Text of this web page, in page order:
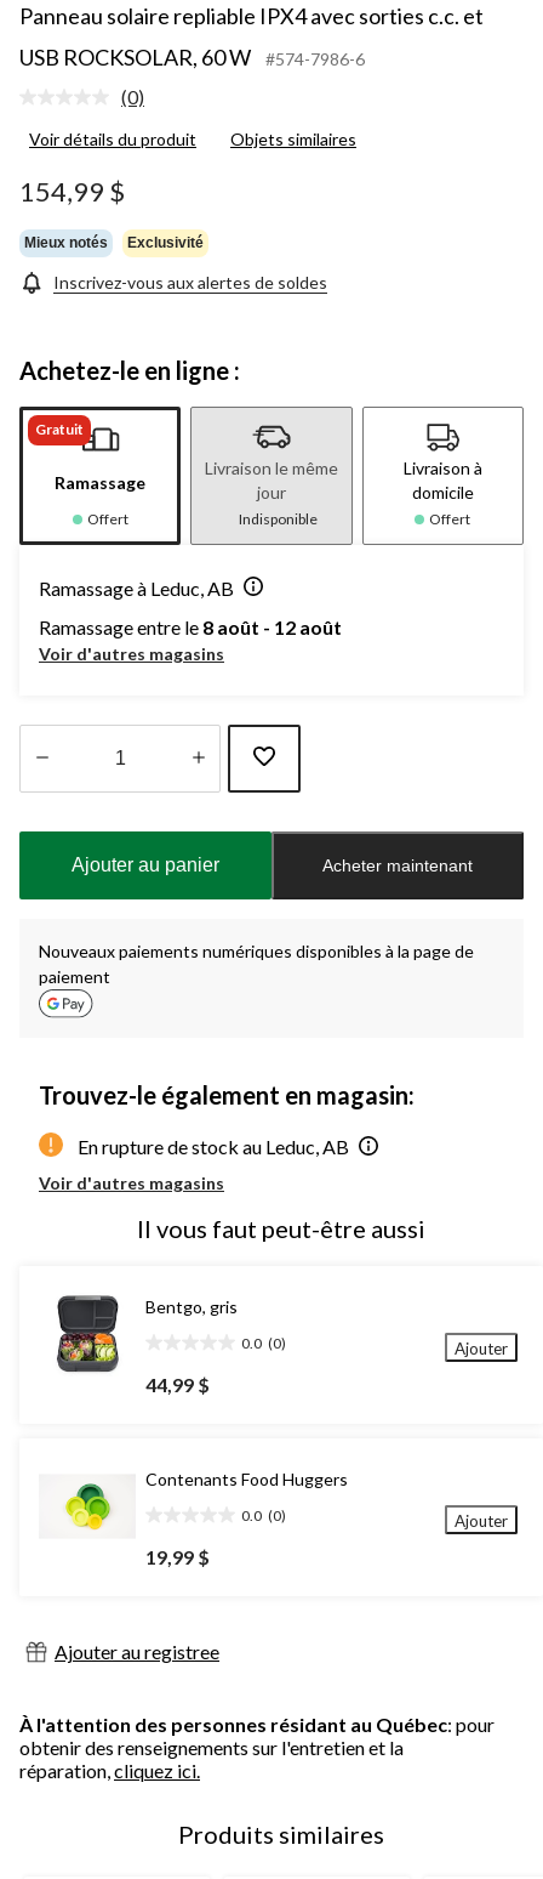
Panneau solaire repliable IPX4 avec sorties c.c. et
USB ROCKSOLAR, 60 W
#574-7986-6
Aucune
pour
produit.
Lien
la
même
page.
(0)
Voir détails du produit Objets similaires
154,99 $
Mieux notés Exclusivité
Inscrivez-vous aux alertes de soldes
Achetez-le en ligne :
Gratuit
Ramassage
Offert
Livraison le même
jour
Indisponible
Livraison à
domicile
Offert
Ramassage à Leduc, AB
Ramassage entre le 8 août - 12 août
Voir d'autres magasins
à
Ajouter au panier Acheter maintenant
Nouveaux paiements numériques disponibles à la page de
paiement
Trouvez-le également en magasin:
En rupture de stock au Leduc, AB
Voir d'autres magasins
Il vous faut peut-être aussi
Bentgo, gris
0.0 (0)
étoile(s)
sur
44,99 $
Ajouter
Contenants Food Huggers
0.0 (0)
étoile(s)
sur
19,99 $
Ajouter
Ajouter au registree
À l'attention des personnes résidant au Québec: pour
obtenir des renseignements sur l'entretien et la
réparation,cliquez ici.
Produits similaires